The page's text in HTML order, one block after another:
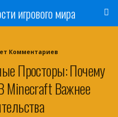
игрового мира
Комментариев
Просторы: Почему
Minecraft Важнее